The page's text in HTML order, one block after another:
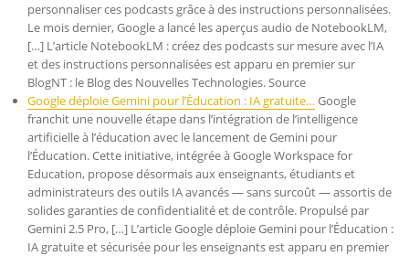
personnaliser ces podcasts grâce à des instructions personnalisées.
Le mois dernier, Google a lancé les aperçus audio de NotebookLM,
[…] L’article NotebookLM : créez des podcasts sur mesure avec l’IA
et des instructions personnalisées est apparu en premier sur
BlogNT : le Blog des Nouvelles Technologies. Source
Google déploie Gemini pour l’Éducation : IA gratuite…Google
franchit une nouvelle étape dans l’intégration de l’intelligence
artificielle à l’éducation avec le lancement de Gemini pour
l’Éducation. Cette initiative, intégrée à Google Workspace for
Education, propose désormais aux enseignants, étudiants et
administrateurs des outils IA avancés — sans surcoût — assortis de
solides garanties de confidentialité et de contrôle. Propulsé par
Gemini 2.5 Pro, […] L’article Google déploie Gemini pour l’Éducation :
IA gratuite et sécurisée pour les enseignants est apparu en premier